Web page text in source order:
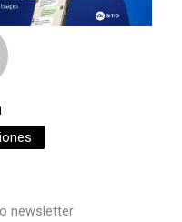
newsletter